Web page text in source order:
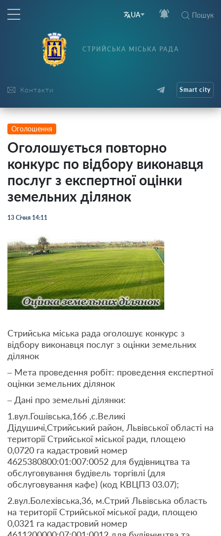
UA Пошук
Контакти
СТРИЙСЬКА МІСЬКА РАДА
Smart city
Оголошення
Оголошується повторно
конкурс по відбору виконавця
послуг з експертної оцінки
земельних ділянок
13 Січня 14:11
Стрийська міська рада оголошує конкурс з
відбору виконавця послуг з оцінки земельних
ділянок
– Мета проведення робіт: проведення експертної
оцінки земельних ділянок
– Дані про земельні ділянки:
1.вул.Гошівська,166 ,с.Великі
Дідушичі,Стрийський район, Львівської області на
території Стрийської міської ради, площею
0,0720 га кадастровий номер
4625380800:01:007:0052 для будівництва та
обслуговування будівель торгівлі (для
обслуговування кафе) (код КВЦПЗ 03.07);
2.вул.Болехівська,36, м.Стрий Львівська область
на території Стрийської міської ради, площею
0,0321 га кадастровий номер